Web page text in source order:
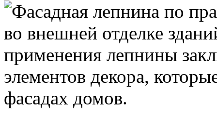
Фасадная лепнина по
во внешней отделке
применения лепнины
элементов декора,
фасадах домов.